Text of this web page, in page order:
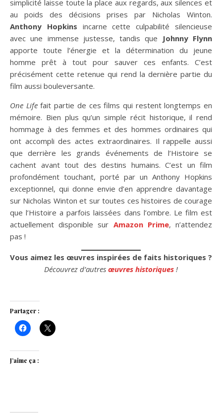
simplicité laisse toute la place aux regards, aux silences et
au poids des décisions prises par Nicholas Winton.
Anthony Hopkins incarne cette culpabilité silencieuse
avec une immense justesse, tandis que
Johnny Flynn
apporte toute l’énergie et la détermination du jeune
homme prêt à tout pour sauver ces enfants. C’est
précisément cette retenue qui rend la dernière partie du
film aussi bouleversante.
One Lifefait partie de ces films qui restent longtemps en
mémoire. Bien plus qu’un simple récit historique, il rend
hommage à des femmes et des hommes ordinaires qui
ont accompli des actes extraordinaires. Il rappelle aussi
que derrière les grands événements de l’Histoire se
cachent avant tout des destins humains. C’est un film
profondément touchant, porté par un Anthony Hopkins
exceptionnel, qui donne envie d’en apprendre davantage
sur Nicholas Winton et sur toutes ces histoires de courage
que l’Histoire a parfois laissées dans l’ombre. Le film est
actuellement disponible sur Amazon Prime, n’attendez
pas !
Vous aimez les œuvres inspirées de faits historiques ?
Découvrez d’autres œuvres historiques !
Partager :
J’aime ça :